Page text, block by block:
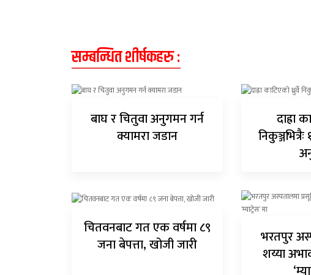
सम्बन्धित शीर्षकहरु :
बाघ र चितुवा अनुगमन गर्न
क्यामरा जडान
दाह्रा
चितवनबाट गत एक वर्षमा ८९
जना बेपत्ता, खोजी जारी
भरतपुर
शय्या